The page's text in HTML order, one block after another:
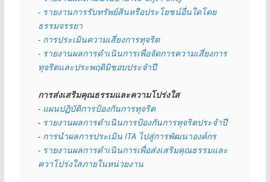
- รายงานการรับทรัพย์สินหรือประโยชน์อื่นใดโดย
ธรรมจรรยา
- การประเมินความเสี่ยงการทุจริต
- รายงานผลการดำเนินการเพื่อจัดการความเสี่ยงการ
ทุจริตและประพฤติมิชอบประจำปี
การส่งเสริมคุณธรรมและความโปร่งใส
- แผนปฏิบัติการป้องกันการทุจริต
- รายงานผลการดำเนินการป้องกันการทุจริตประจำปี
- การนำผลการประเมิน ITA ไปสู่การพัฒนาองค์กร
- รายงานผลการดำเนินการเพื่อส่งเสริมคุณธรรมและ
ควาโปร่งใสภายในหน่วยงาน